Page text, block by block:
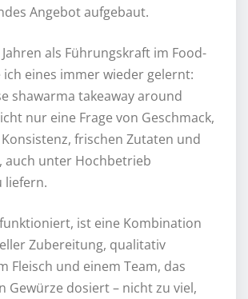
Angebot aufgebaut.
als Führungskraft im Food-
ich eines immer wieder gelernt:
shawarma takeaway around
nur eine Frage von Geschmack,
frischen Zutaten und
auch unter Hochbetrieb
liefern.
ist eine Kombination
Zubereitung, qualitativ
Fleisch und einem Team, das
Gewürze dosiert – nicht zu viel,